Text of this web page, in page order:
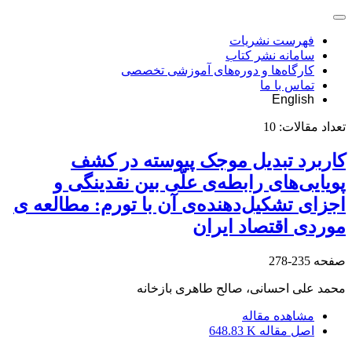
فهرست نشریات
سامانه نشر کتاب
کارگاه‌ها و دوره‌های آموزشی تخصصی
تماس با ما
English
تعداد مقالات: 10
کاربرد تبدیل موجک پیوسته در کشف
پویایی‌های رابطه‌ی علّی بین نقدینگی و
اجزای تشکیل‌دهنده‌ی آن با تورم: مطالعه ی
موردی اقتصاد ایران
صفحه 235-278
محمد علی احسانی، صالح طاهری بازخانه
مشاهده مقاله
اصل مقاله 648.83 K